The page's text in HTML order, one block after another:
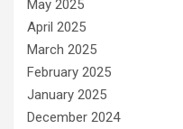
May 2025
April 2025
March 2025
February 2025
January 2025
December 2024